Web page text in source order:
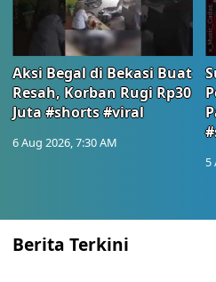
Aksi Begal di Bekasi Buat
Resah, Korban Rugi Rp30
Juta #shorts #viral
6 Aug 2026, 7:30 AM
5
Berita Terkini